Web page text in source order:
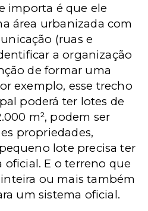
importa é que ele
área urbanizada com
(ruas e
a organização
de formar uma
exemplo, esse trecho
poderá ter lotes de
m², podem ser
propriedades,
lote precisa ter
E o terreno que
ou mais também
um sistema oficial.